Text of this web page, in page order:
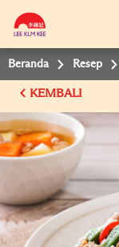
Beranda Resep
KEMBALI